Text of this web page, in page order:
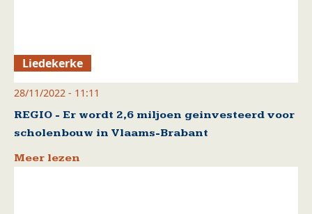
Liedekerke
28/11/2022 - 11:11
REGIO - Er wordt 2,6 miljoen geinvesteerd voor
scholenbouw in Vlaams-Brabant
Meer lezen